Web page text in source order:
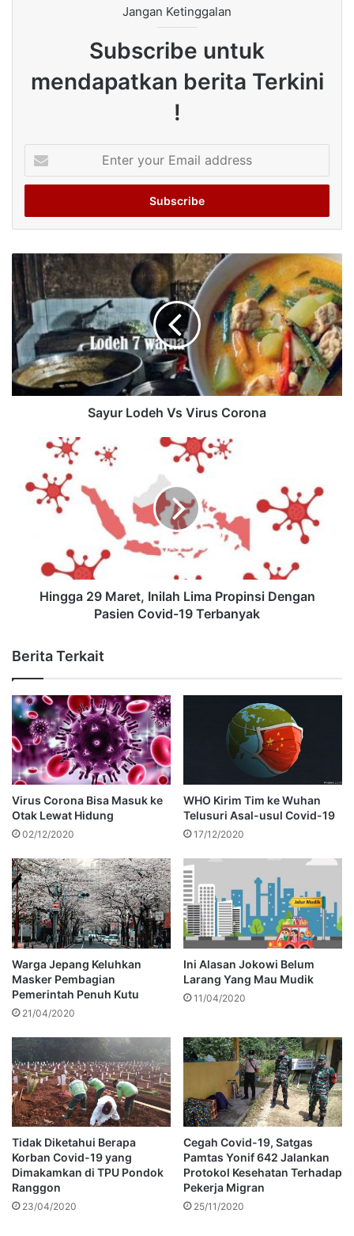
Jangan Ketinggalan
Subscribe untuk
mendapatkan berita Terkini
!
your
Email
Sayur Lodeh Vs Virus Corona
Hingga 29 Maret, Inilah Lima Propinsi Dengan
Pasien Covid-19 Terbanyak
Berita Terkait
Virus Corona Bisa Masuk ke
Otak Lewat Hidung
02/12/2020
WHO Kirim Tim ke Wuhan
Telusuri Asal-usul Covid-19
17/12/2020
Warga Jepang Keluhkan
Masker Pembagian
Pemerintah Penuh Kutu
21/04/2020
Ini Alasan Jokowi Belum
Larang Yang Mau Mudik
11/04/2020
Tidak Diketahui Berapa
Korban Covid-19 yang
Dimakamkan di TPU Pondok
Ranggon
23/04/2020
Cegah Covid-19, Satgas
Pamtas Yonif 642 Jalankan
Protokol Kesehatan Terhadap
Pekerja Migran
25/11/2020